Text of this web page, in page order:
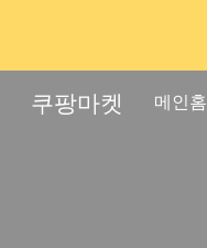
쿠팡마켓 메인홈